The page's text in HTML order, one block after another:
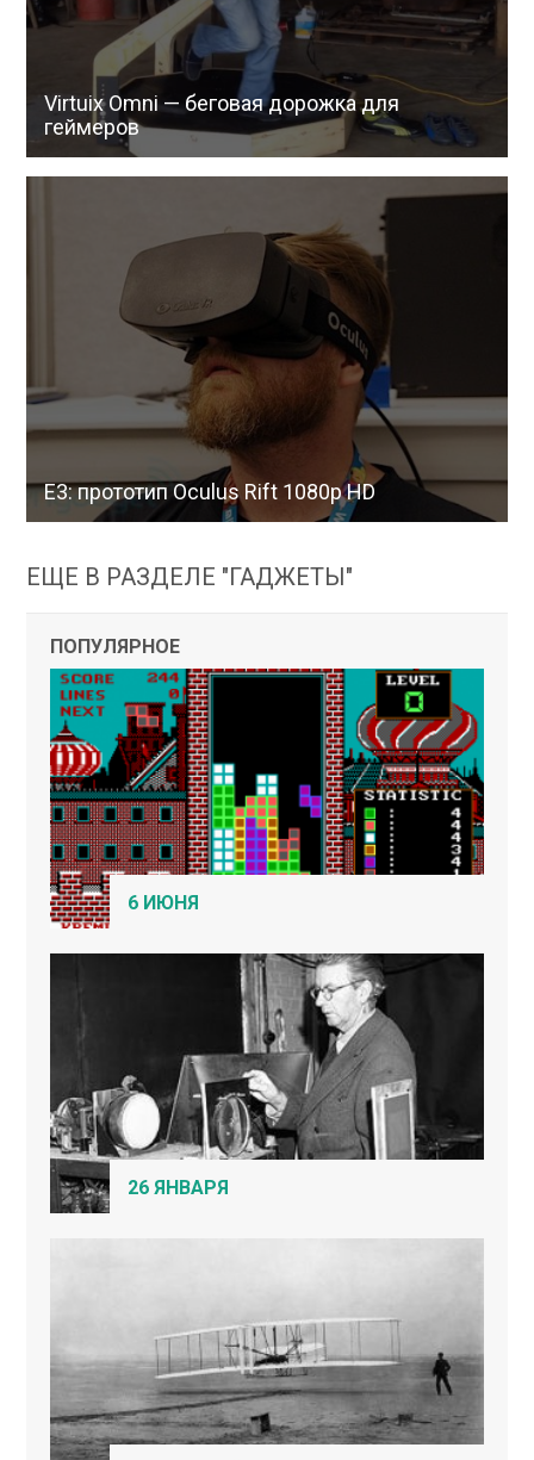
Virtuix Omni — беговая дорожка для
геймеров
E3: прототип Oculus Rift 1080p HD
ЕЩЕ В РАЗДЕЛЕ "ГАДЖЕТЫ"
ПОПУЛЯРНОЕ
6 ИЮНЯ
26 ЯНВАРЯ